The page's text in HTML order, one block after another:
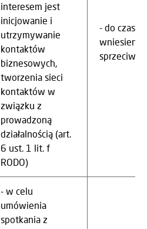
interesem jest
inicjowanie i
utrzymywanie
kontaktów
biznesowych,
tworzenia sieci
kontaktów w
związku z
prowadzoną
działalnością (art.
6 ust. 1 lit. f
RODO)
- do czasu
wniesienia
sprzeciwu
- w celu
umówienia
spotkania z